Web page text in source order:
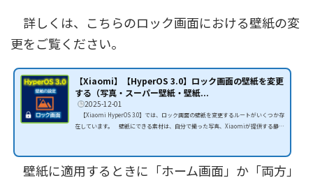
詳しくは、こちらのロック画面における壁紙の変
更をご覧ください。
【Xiaomi】【HyperOS 3.0】ロック画面の壁紙を変更
する（写真・スーパー壁紙・壁紙...
2025-12-01
【Xiaomi HyperOS 3.0】では、ロック画面の壁紙を変更するルートがいくつか存
在しています。 壁紙にできる素材は、自分で撮った写真、Xiaomiが提供する静止
「壁紙カルーセル」機能も利用できます。 (adsbygoogle = window.adsbygoogle |
| ).push({});メモ・レビュー機種：Xiaomi POCO F7 Pro （24117RK2CG）・OSバ
壁紙に適用するときに「ホーム画面」か「両方」